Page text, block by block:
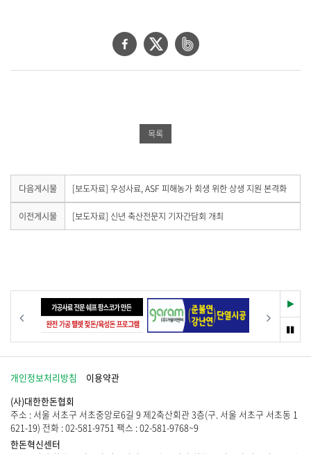
페
기
트
유
하
네
하
기
목록
다음게시물
다
음
게
시
니
다
.
[보도자료] 우성사료, ASF 피해농가 회생 위한 상생 지원 본격화
이전게시물
이
전
없
습
니
다
.
[보도자료] 신년 축산전문지 기자간담회 개최
재
생
멈
춤
개인정보처리방침
이용약관
(사)대한한돈협회
주소 : 서울 서초구 서초중앙로6길 9 제2축산회관 3층(구. 서울 서초구 서초동 1
621-19) 전화 : 02-581-9751 팩스 : 02-581-9768~9
한돈혁신센터